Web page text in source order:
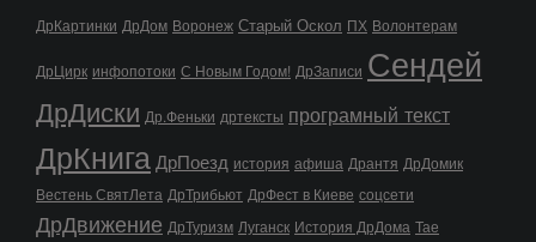
ДрКартинки ДрДом Воронеж Старый Оскол ПХ Волонтерам
ДрЦирк инфопотоки С Новым Годом! ДрЗаписи Сендей
ДрДиски Др.Феньки дртексты програмный текст
ДрКнига ДрПоезд история афиша Дрантя ДрДомик
Вестень СвятЛета ДрТрибьют ДрФест в Киеве соцсети
ДрДвижение ДрТуризм Луганск История ДрДома Тае